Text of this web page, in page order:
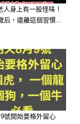
人身上有一股怪味！
后，遠離這個習慣...
號開始要格外留心